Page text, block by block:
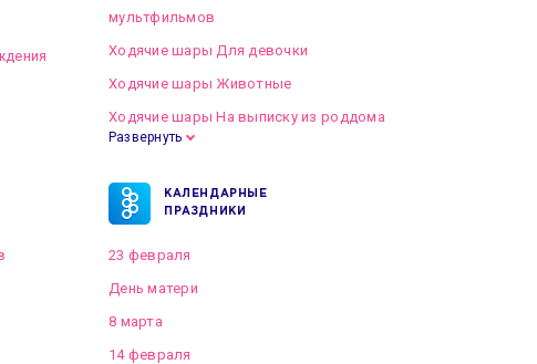
мультфильмов
Ходячие шары Для девочки
Ходячие шары Животные
Ходячие шары На выписку из роддома
Развернуть
КАЛЕНДАРНЫЕ
ПРАЗДНИКИ
23 февраля
День матери
8 марта
14 февраля